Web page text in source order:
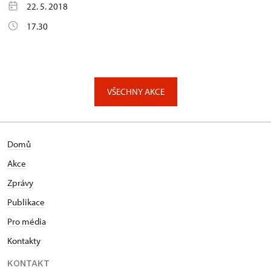
22. 5. 2018
17.30
VŠECHNY AKCE
Domů
Akce
Zprávy
Publikace
Pro média
Kontakty
KONTAKT